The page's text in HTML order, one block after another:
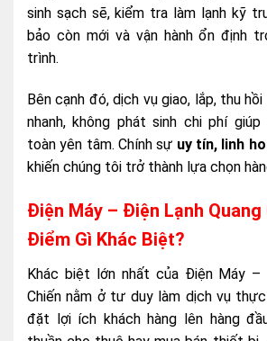
sinh sạch sẽ, kiểm tra làm lạnh kỹ
bảo còn mới và vận hành ổn định
trình.
Bên cạnh đó, dịch vụ giao, lắp, thu
nhanh, không phát sinh chi phí giúp
toàn yên tâm. Chính sự uy tín, linh
khiến chúng tôi trở thành lựa chọn
Điện Máy – Điện Lạnh Quang
Điểm Gì Khác Biệt?
Khác biệt lớn nhất của Điện Máy –
Chiến nằm ở tư duy làm dịch vụ
đặt lợi ích khách hàng lên hàng